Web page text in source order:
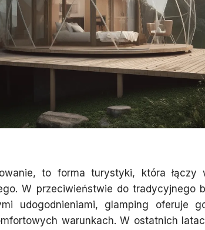
to forma turystyki, która łączy
W przeciwieństwie do tradycyjnego
udogodnieniami, glamping oferuje
warunkach. W ostatnich